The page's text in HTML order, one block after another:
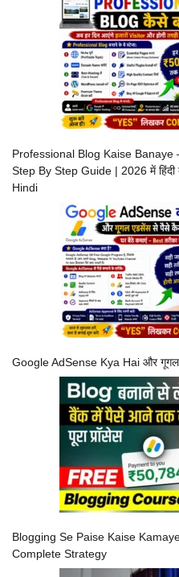
Professional Blog Kaise Banaye
Step By Step Guide | 2026 में
Hindi
Google AdSense Kya Hai और
Blogging Se Paise Kaise
Complete Strategy